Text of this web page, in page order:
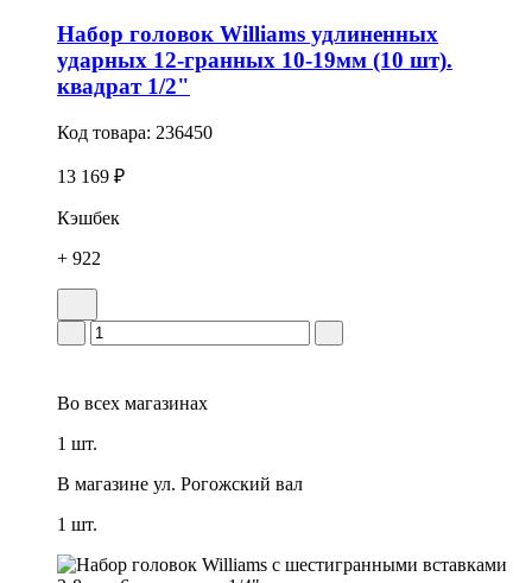
Набор головок Williams удлиненных
ударных 12-гранных 10-19мм (10 шт).
квадрат 1/2"
Код товара: 236450
13 169 ₽
Кэшбек
+ 922
Во всех магазинах
1 шт.
В магазине ул. Рогожский вал
1 шт.